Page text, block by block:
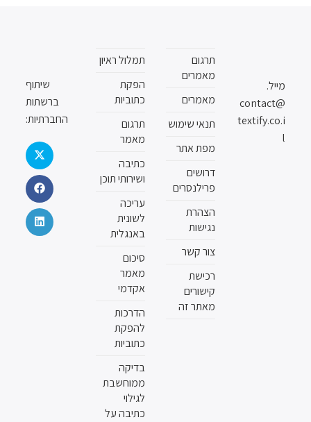
מייל.
contact@
textify.co.i
l
תרגום
מאמרים
מאמרים
תנאי שימוש
מפת אתר
דרושים
פרילנסרים
הצהרת
נגישות
צור קשר
רכישת
קישורים
מאתר זה
תמלול ראיון
הפקת
כתוביות
תרגום
מאמר
כתיבה
ושירותי תוכן
עריכה
לשונית
באנגלית
סיכום
מאמר
אקדמי
הדרכות
להפקת
כתוביות
בדיקה
ממוחשבת
לגילוי
כתיבה על
שיתוף
ברשתות
החברתיות: